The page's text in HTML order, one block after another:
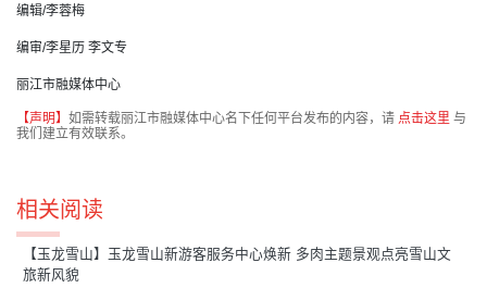
编辑/李蓉梅
编审/李星历 李文专
丽江市融媒体中心
【声明】 如需转载丽江市融媒体中心名下任何平台发布的内容，请 点击这里 与
我们建立有效联系。
相关阅读
【玉龙雪山】玉龙雪山新游客服务中心焕新 多肉主题景观点亮雪山文
旅新风貌